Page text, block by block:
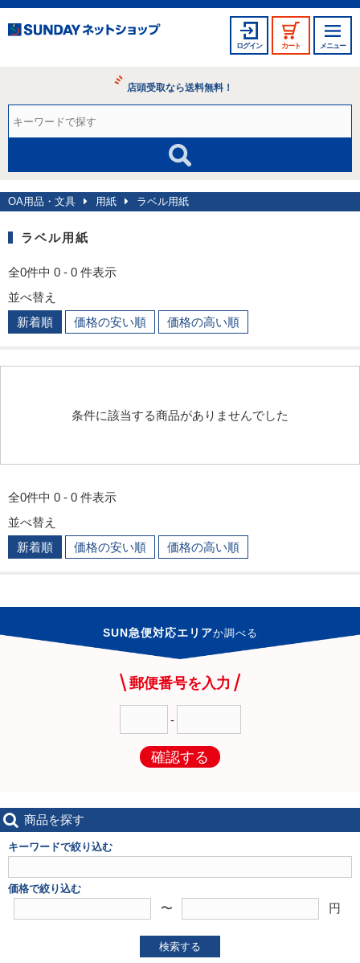
ログイン カート メニュー
店頭受取なら送料無料！
OA用品・文具 用紙 ラベル用紙
ラベル用紙
全0件中 0 - 0 件表示
並べ替え
新着順
価格の安い順 価格の高い順
条件に該当する商品がありませんでした
全0件中 0 - 0 件表示
並べ替え
新着順
価格の安い順 価格の高い順
SUN急便対応エリアか調べる
郵便番号を入力
-
確認する
商品を探す
キーワードで絞り込む
価格で絞り込む
〜 円
検索する